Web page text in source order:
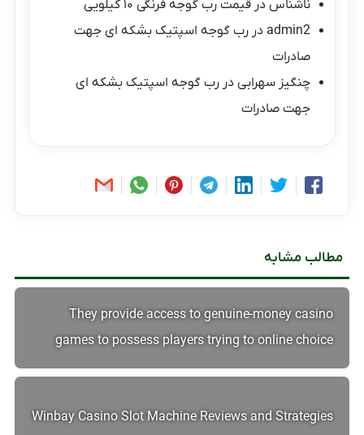
ناشناس درقیمت رب گوجه فرنگی ۱۰ کیلویی
admin2 دررب گوجه اسپتیک بشکه ای جهت
صادرات
چنگیز سهرابی دررب گوجه اسپتیک بشکه ای
جهت صادرات
مطالب مشابه
They provide access to genuine-money casino
games to possess players trying to online choice
Winbay Casino Slot Machine Reviews and Strategies